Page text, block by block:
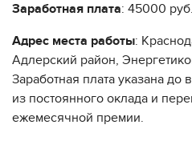
Заработная плата: 45000
Адрес места работы:
Адлерский район,
Заработная плата указана до
из постоянного оклада и
ежемесячной премии.